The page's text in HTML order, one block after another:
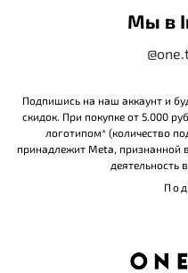
Мы в
Подпишись на наш аккаунт и
скидок. При покупке от 5.000
логотипом* (количество
принадлежит Meta, признанной
деятельность